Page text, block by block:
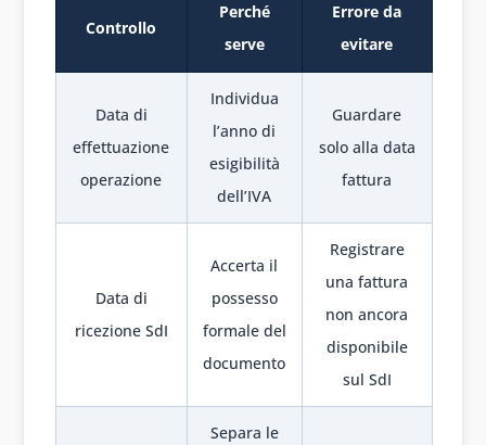
Controllo
Perché
serve
Errore da
evitare
Data di
effettuazione
operazione
Individua
l’anno di
esigibilità
dell’IVA
Guardare
solo alla data
fattura
Data di
ricezione SdI
Accerta il
possesso
formale del
documento
Registrare
una fattura
non ancora
disponibile
sul SdI
Separa le